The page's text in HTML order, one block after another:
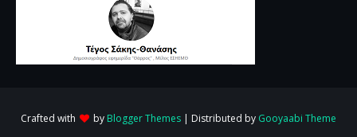
Crafted with by Blogger Themes | Distributed by Gooyaabi Theme